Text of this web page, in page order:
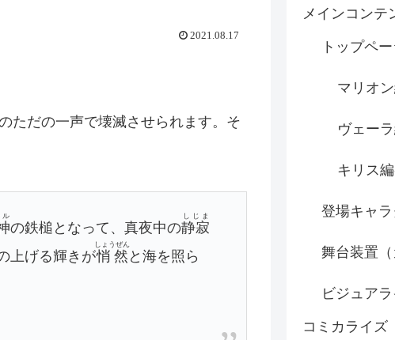
2021.08.17
ただの一声で壊滅させられます。そ
ル
の鉄槌となって、真夜中の静寂
しじま
上げる輝きが悄然
しょうぜん
と海を照ら
メインコンテ
トップペ
マリオ
ヴェー
キリス
登場キャ
舞台装置
ビジュア
コミカライズ